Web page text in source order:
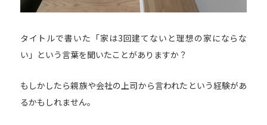
タイトルで書いた「家は3回建てないと理想の家にならな
い」という言葉を聞いたことがありますか？
もしかしたら親族や会社の上司から言われたという経験があ
るかもしれません。